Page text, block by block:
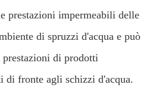
prestazioni impermeabili delle
di spruzzi d'acqua e può
prestazioni di prodotti
di fronte agli schizzi d'acqua.